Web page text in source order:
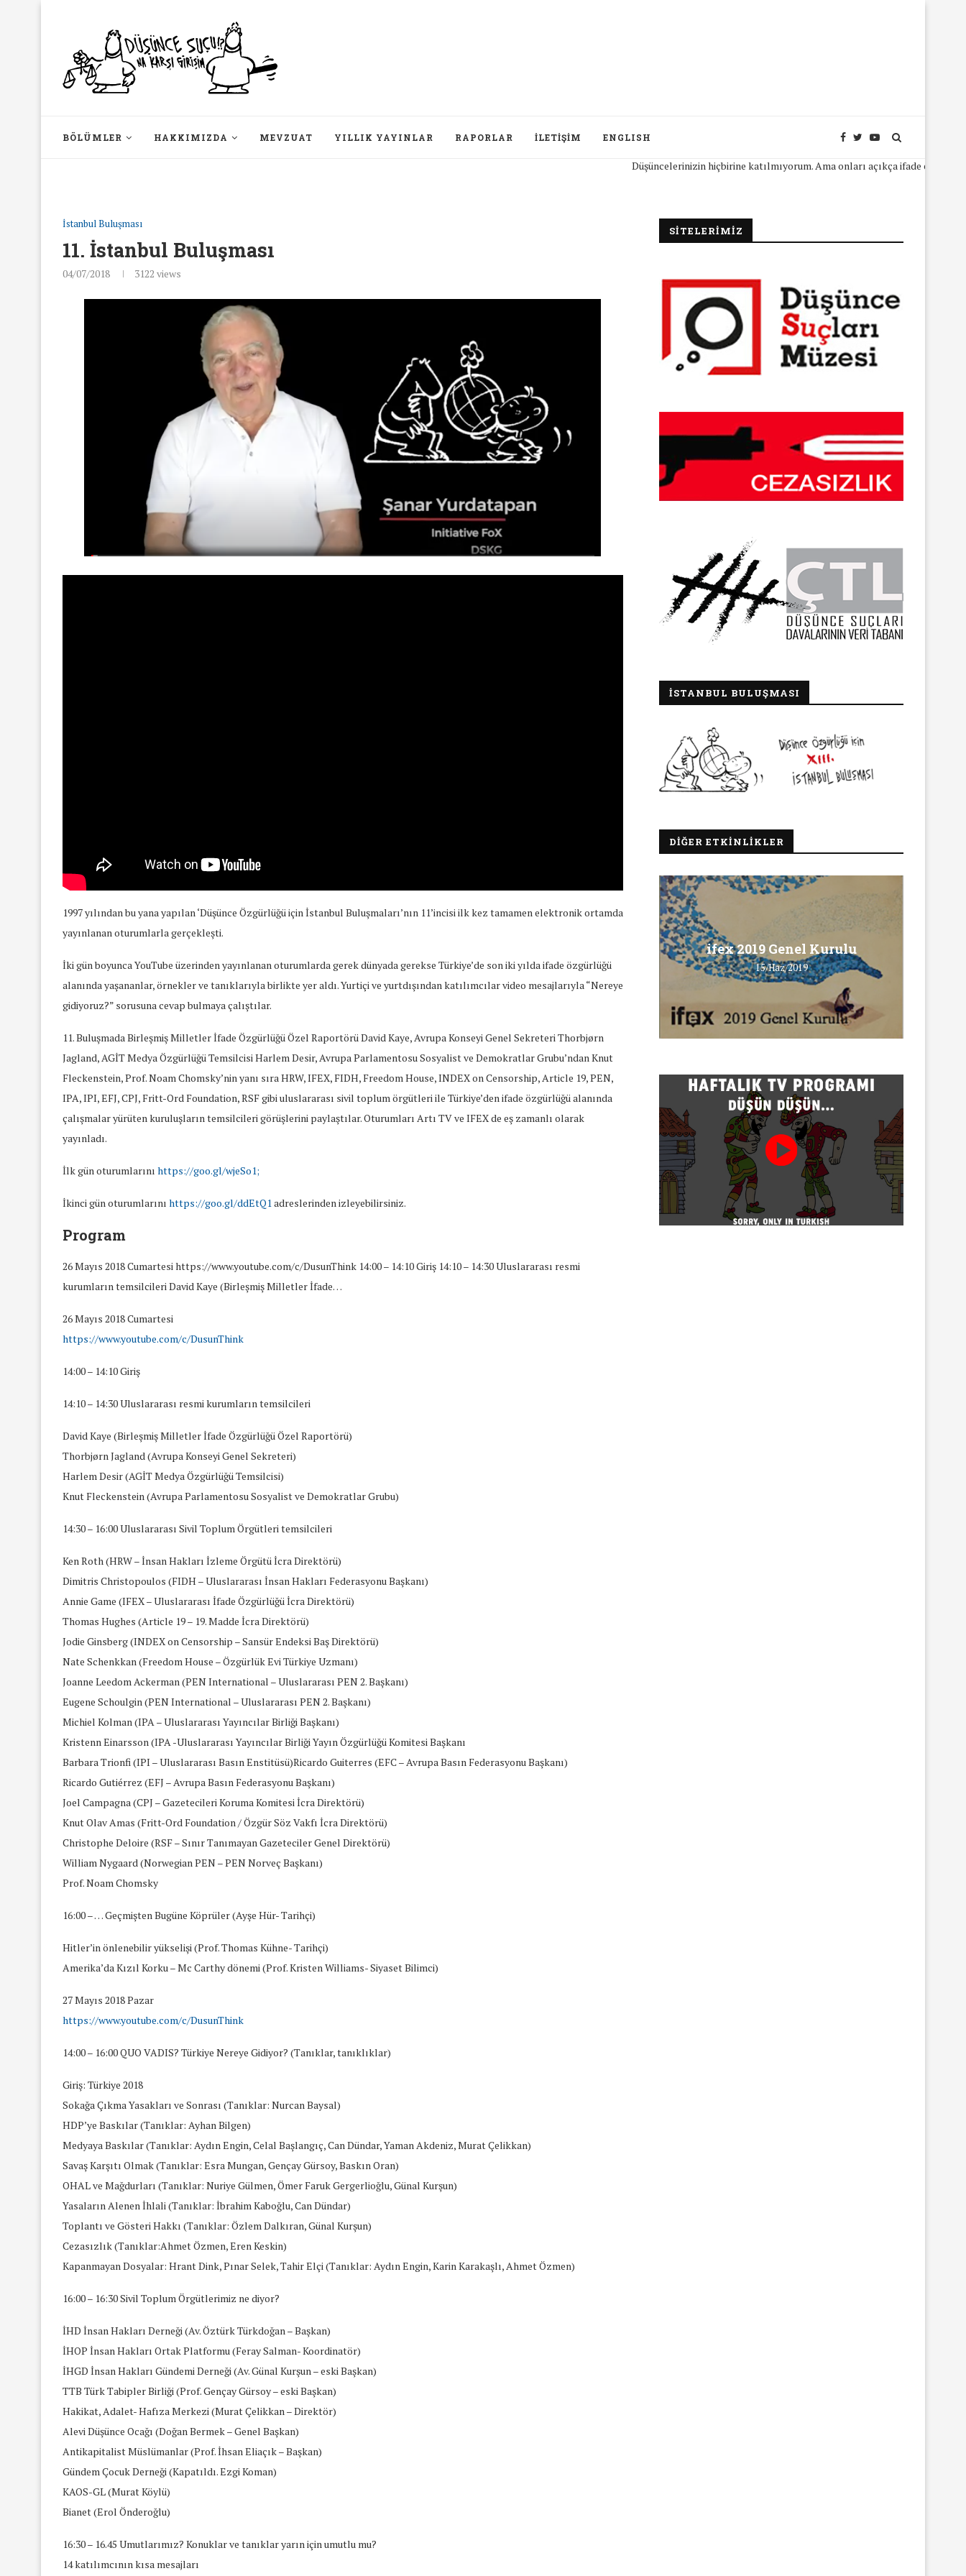
BÖLÜMLER HAKKIMIZDA MEVZUAT YILLIK YAYINLAR RAPORLAR İLETIŞIM ENGLISH
Düşüncelerinizin hiçbirine katılmıyorum. Ama onları açıkça ifade edebilmeniz için
İstanbul Buluşması
11. İstanbul Buluşması
04/07/2018 3122 views
1997 yılından bu yana yapılan ‘Düşünce Özgürlüğü için İstanbul Buluşmaları’nın 11’incisi ilk kez tamamen elektronik ortamda
yayınlanan oturumlarla gerçekleşti.
İki gün boyunca YouTube üzerinden yayınlanan oturumlarda gerek dünyada gerekse Türkiye’de son iki yılda ifade özgürlüğü
alanında yaşananlar, örnekler ve tanıklarıyla birlikte yer aldı. Yurtiçi ve yurtdışından katılımcılar video mesajlarıyla “Nereye
gidiyoruz?” sorusuna cevap bulmaya çalıştılar.
11. Buluşmada Birleşmiş Milletler İfade Özgürlüğü Özel Raportörü David Kaye, Avrupa Konseyi Genel Sekreteri Thorbjørn
Jagland, AGİT Medya Özgürlüğü Temsilcisi Harlem Desir, Avrupa Parlamentosu Sosyalist ve Demokratlar Grubu’ndan Knut
Fleckenstein, Prof. Noam Chomsky’nin yanı sıra HRW, IFEX, FIDH, Freedom House, INDEX on Censorship, Article 19, PEN,
IPA, IPI, EFJ, CPJ, Fritt-Ord Foundation, RSF gibi uluslararası sivil toplum örgütleri ile Türkiye’den ifade özgürlüğü alanında
çalışmalar yürüten kuruluşların temsilcileri görüşlerini paylaştılar. Oturumları Artı TV ve IFEX de eş zamanlı olarak
yayınladı.
İlk gün oturumlarını https://goo.gl/wjeSo1;
İkinci gün oturumlarını https://goo.gl/ddEtQ1 adreslerinden izleyebilirsiniz.
Program
26 Mayıs 2018 Cumartesi https://www.youtube.com/c/DusunThink 14:00 – 14:10 Giriş 14:10 – 14:30 Uluslararası resmi
kurumların temsilcileri David Kaye (Birleşmiş Milletler İfade…
26 Mayıs 2018 Cumartesi
https://www.youtube.com/c/DusunThink
14:00 – 14:10 Giriş
14:10 – 14:30 Uluslararası resmi kurumların temsilcileri
David Kaye (Birleşmiş Milletler İfade Özgürlüğü Özel Raportörü)
Thorbjørn Jagland (Avrupa Konseyi Genel Sekreteri)
Harlem Desir (AGİT Medya Özgürlüğü Temsilcisi)
Knut Fleckenstein (Avrupa Parlamentosu Sosyalist ve Demokratlar Grubu)
14:30 – 16:00 Uluslararası Sivil Toplum Örgütleri temsilcileri
Ken Roth (HRW – İnsan Hakları İzleme Örgütü İcra Direktörü)
Dimitris Christopoulos (FIDH – Uluslararası İnsan Hakları Federasyonu Başkanı)
Annie Game (IFEX – Uluslararası İfade Özgürlüğü İcra Direktörü)
Thomas Hughes (Article 19 – 19. Madde İcra Direktörü)
Jodie Ginsberg (INDEX on Censorship – Sansür Endeksi Baş Direktörü)
Nate Schenkkan (Freedom House – Özgürlük Evi Türkiye Uzmanı)
Joanne Leedom Ackerman (PEN International – Uluslararası PEN 2. Başkanı)
Eugene Schoulgin (PEN International – Uluslararası PEN 2. Başkanı)
Michiel Kolman (IPA – Uluslararası Yayıncılar Birliği Başkanı)
Kristenn Einarsson (IPA -Uluslararası Yayıncılar Birliği Yayın Özgürlüğü Komitesi Başkanı
Barbara Trionfi (IPI – Uluslararası Basın Enstitüsü)Ricardo Guiterres (EFC – Avrupa Basın Federasyonu Başkanı)
Ricardo Gutiérrez (EFJ – Avrupa Basın Federasyonu Başkanı)
Joel Campagna (CPJ – Gazetecileri Koruma Komitesi İcra Direktörü)
Knut Olav Amas (Fritt-Ord Foundation / Özgür Söz Vakfı İcra Direktörü)
Christophe Deloire (RSF – Sınır Tanımayan Gazeteciler Genel Direktörü)
William Nygaard (Norwegian PEN – PEN Norveç Başkanı)
Prof. Noam Chomsky
16:00 – … Geçmişten Bugüne Köprüler (Ayşe Hür- Tarihçi)
Hitler’in önlenebilir yükselişi (Prof. Thomas Kühne- Tarihçi)
Amerika’da Kızıl Korku – Mc Carthy dönemi (Prof. Kristen Williams- Siyaset Bilimci)
27 Mayıs 2018 Pazar
https://www.youtube.com/c/DusunThink
14:00 – 16:00 QUO VADIS? Türkiye Nereye Gidiyor? (Tanıklar, tanıklıklar)
Giriş: Türkiye 2018
Sokağa Çıkma Yasakları ve Sonrası (Tanıklar: Nurcan Baysal)
HDP’ye Baskılar (Tanıklar: Ayhan Bilgen)
Medyaya Baskılar (Tanıklar: Aydın Engin, Celal Başlangıç, Can Dündar, Yaman Akdeniz, Murat Çelikkan)
Savaş Karşıtı Olmak (Tanıklar: Esra Mungan, Gençay Gürsoy, Baskın Oran)
OHAL ve Mağdurları (Tanıklar: Nuriye Gülmen, Ömer Faruk Gergerlioğlu, Günal Kurşun)
Yasaların Alenen İhlali (Tanıklar: İbrahim Kaboğlu, Can Dündar)
Toplantı ve Gösteri Hakkı (Tanıklar: Özlem Dalkıran, Günal Kurşun)
Cezasızlık (Tanıklar:Ahmet Özmen, Eren Keskin)
Kapanmayan Dosyalar: Hrant Dink, Pınar Selek, Tahir Elçi (Tanıklar: Aydın Engin, Karin Karakaşlı, Ahmet Özmen)
16:00 – 16:30 Sivil Toplum Örgütlerimiz ne diyor?
İHD İnsan Hakları Derneği (Av. Öztürk Türkdoğan – Başkan)
İHOP İnsan Hakları Ortak Platformu (Feray Salman- Koordinatör)
İHGD İnsan Hakları Gündemi Derneği (Av. Günal Kurşun – eski Başkan)
TTB Türk Tabipler Birliği (Prof. Gençay Gürsoy – eski Başkan)
Hakikat, Adalet- Hafıza Merkezi (Murat Çelikkan – Direktör)
Alevi Düşünce Ocağı (Doğan Bermek – Genel Başkan)
Antikapitalist Müslümanlar (Prof. İhsan Eliaçık – Başkan)
Gündem Çocuk Derneği (Kapatıldı. Ezgi Koman)
KAOS-GL (Murat Köylü)
Bianet (Erol Önderoğlu)
16:30 – 16.45 Umutlarımız? Konuklar ve tanıklar yarın için umutlu mu?
14 katılımcının kısa mesajları
SİTELERİMİZ
İSTANBUL BULUŞMASI
DIĞER ETKINLIKLER
Yaş Ayrımcılığı
Konuştuk
Mart Ayında Nefret Söylemi
Konuştuk
Konuştuk
ifex 2019 Genel Kurulu
15/Haz/2019